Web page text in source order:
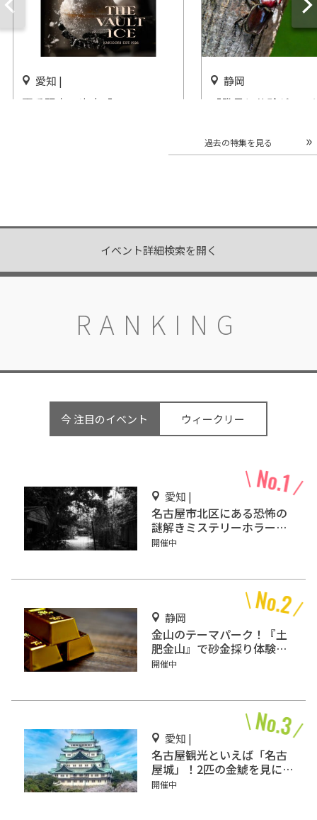
イベント詳細検索を開く
RANKING
今 注目のイベント ウィークリー
愛知 |
名古屋市北区にある恐怖の
謎解きミステリーホラー
「エモい家」あなたは行き
開催中
静岡
金山のテーマパーク！『土
肥金山』で砂金採り体験や
坑道観光を楽しもう♪
開催中
愛知 |
名古屋観光といえば「名古
屋城」！2匹の金鯱を見に
行こう
開催中
愛知 |
夏季限定の氷店「THE VAULT
静岡
「発見と体験がい
三島スカイウォーク
開催中
過去の特集を見る